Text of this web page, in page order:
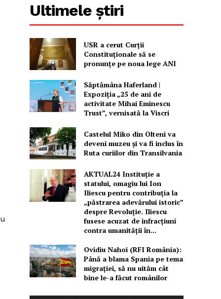
Ultimele știri
USR a cerut Curții
Constituționale să se
pronunțe pe noua lege ANI
Săptămâna Haferland |
Expoziţia „25 de ani de
activitate Mihai Eminescu
Trust”, vernisată la Viscri
Castelul Miko din Olteni va
deveni muzeu şi va fi inclus în
Ruta curiilor din Transilvania
AKTUAL24 Instituție a
statului, omagiu lui Ion
Iliescu pentru contribuția la
„păstrarea adevărului istoric”
despre Revoluție. Iliescu
fusese acuzat de infracțiuni
contra umanității în...
Ovidiu Nahoi (RFI România):
Până a blama Spania pe tema
migrației, să nu uităm cât
bine le-a făcut românilor